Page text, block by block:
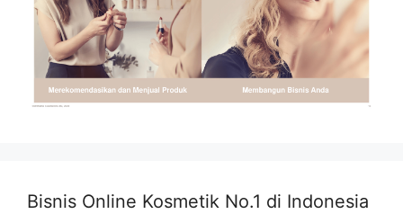
Bisnis Online Kosmetik No.1 di Indonesia